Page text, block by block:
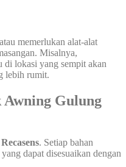
memerlukan alat-alat
Misalnya,
di lokasi yang sempit akan
lebih rumit.
Gulung
. Setiap bahan
dapat disesuaikan dengan